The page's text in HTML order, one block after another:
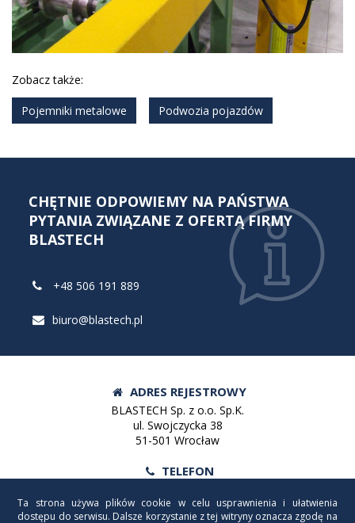
Zobacz także:
Pojemniki metalowe Podwozia pojazdów
CHĘTNIE ODPOWIEMY NA PAŃSTWA
PYTANIA ZWIĄZANE Z OFERTĄ FIRMY
BLASTECH
+48 506 191 889
biuro@blastech.pl
ADRES REJESTROWY
BLASTECH Sp. z o.o. Sp.K.
ul. Swojczycka 38
51-501 Wrocław
TELEFON
Fax:+48 71 372 93 02
Ta strona używa plików cookie w celu usprawnienia i ułatwienia
dostępu do serwisu. Dalsze korzystanie z tej witryny oznacza zgodę na